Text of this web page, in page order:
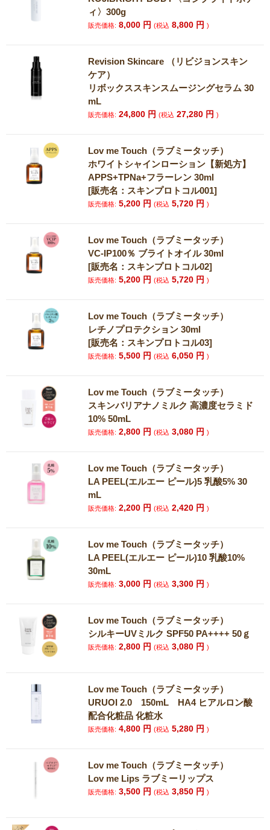
ィ〉300g
販売価格: 8,000 円(税込 8,800 円)
Revision Skincare （リビジョンスキン
ケア）
リボックススキンスムージングセラム 30
mL
販売価格: 24,800 円(税込 27,280 円)
Lov me Touch（ラブミータッチ）
ホワイトシャインローション【新処方】
APPS+TPNa+フラーレン 30ml
[販売名：スキンプロトコル001]
販売価格: 5,200 円(税込 5,720 円)
Lov me Touch（ラブミータッチ）
VC-IP100％ ブライトオイル 30ml
[販売名：スキンプロトコル02]
販売価格: 5,200 円(税込 5,720 円)
Lov me Touch（ラブミータッチ）
レチノプロテクション 30ml
[販売名：スキンプロトコル03]
販売価格: 5,500 円(税込 6,050 円)
Lov me Touch（ラブミータッチ）
スキンバリアナノミルク 高濃度セラミド
10% 50mL
販売価格: 2,800 円(税込 3,080 円)
Lov me Touch（ラブミータッチ）
LA PEEL(エルエー ピール)5 乳酸5% 30
mL
販売価格: 2,200 円(税込 2,420 円)
Lov me Touch（ラブミータッチ）
LA PEEL(エルエー ピール)10 乳酸10%
30mL
販売価格: 3,000 円(税込 3,300 円)
Lov me Touch（ラブミータッチ）
シルキーUVミルク SPF50 PA++++ 50ｇ
販売価格: 2,800 円(税込 3,080 円)
Lov me Touch（ラブミータッチ）
URUOI 2.0 150mL HA4 ヒアルロン酸
配合化粧品 化粧水
販売価格: 4,800 円(税込 5,280 円)
Lov me Touch（ラブミータッチ）
Lov me Lips ラブミーリップス
販売価格: 3,500 円(税込 3,850 円)